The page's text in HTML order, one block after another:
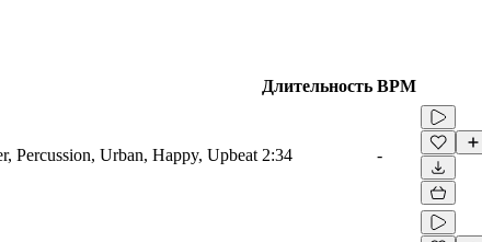
Длительность BPM
Percussion, Urban, Happy, Upbeat 2:34 -